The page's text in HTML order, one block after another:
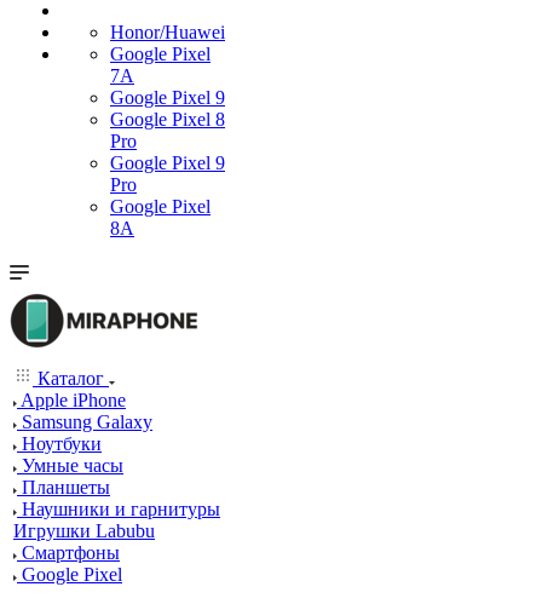
Honor/Huawei
Google Pixel
7А
Google Pixel 9
Google Pixel 8
Pro
Google Pixel 9
Pro
Google Pixel
8A
Каталог
Apple iPhone
Samsung Galaxy
Ноутбуки
Умные часы
Планшеты
Наушники и гарнитуры
Игрушки Labubu
Смартфоны
Google Pixel